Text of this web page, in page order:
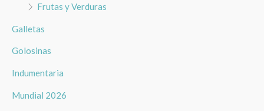
Frutas y Verduras
Galletas
Golosinas
Indumentaria
Mundial 2026